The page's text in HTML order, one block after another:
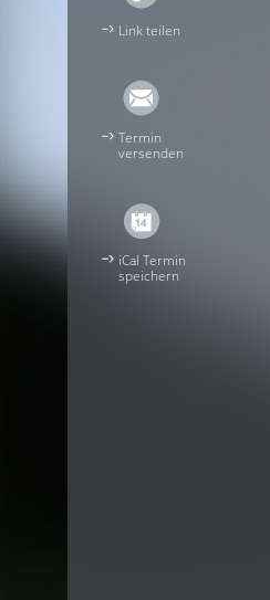
Link teilen
Termin
versenden
iCal Termin
speichern